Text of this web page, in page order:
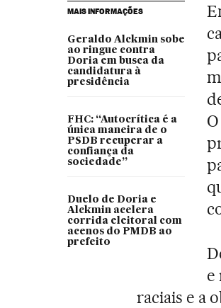
MAIS INFORMAÇÕES
Geraldo Alckmin sobe
ao ringue contra
Doria em busca da
candidatura à
presidência
FHC: “Autocrítica é a
única maneira de o
PSDB recuperar a
confiança da
sociedade”
Duelo de Doria e
Alckmin acelera
corrida eleitoral com
acenos do PMDB ao
prefeito
e
raciais e a